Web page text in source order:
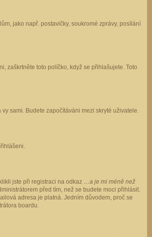
jako např. postavičky, soukromé zprávy, posílání
zaškrtněte toto políčko, když se přihlašujete. Toto
sami. Budete započítáváni mezi skryté uživatele.
jste při registraci na odkaz …a je mi méně než
před tím, než se budete moci přihlásit.
adresa je platná. Jedním důvodem, proč se
boardu.